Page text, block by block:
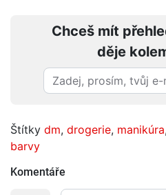
Chceš mít
děje
Štítky dm, drogerie, manikúra,
barvy
Komentáře